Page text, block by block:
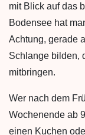
mit Blick auf das
Bodensee hat
Achtung, gerade
Schlange bilden,
mitbringen.
Wer nach dem
Wochenende ab
einen Kuchen